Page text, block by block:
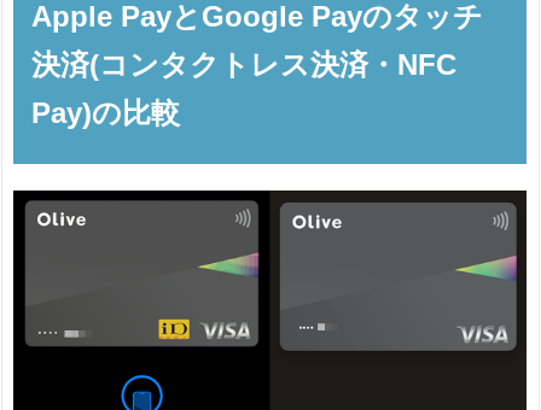
Apple PayとGoogle Payのタッチ
決済(コンタクトレス決済・NFC
Pay)の比較